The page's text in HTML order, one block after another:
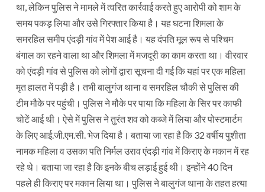
था, लेकिन पुलिस ने मामले में त्वरित कार्रवाई करते हुए आरोपी को शाम के
समय पकड़ लिया और उसे गिरफ्तार किया है। यह घटना शिमला के
समरहिल समीप एंदड़ी गांव में पेश आई है। यह दंपति मूल रूप से पश्चिम
बंगाल का रहने वाला था और शिमला में मजदूरी का काम करता था। वीरवार
को एंदड़ी गांव से पुलिस को लोगों द्वारा सूचना दी गई कि यहां पर एक महिला
मृत हालत में पड़ी है। तभी बालुगंज थाना व समरहिल चौकी से पुलिस की
टीम मौके पर पहुंची। पुलिस ने मौके पर पाया कि महिला के सिर पर काफी
चोटें आई थी। ऐसे में पुलिस ने तुरंत शव को कब्जे में लिया और पोस्टमार्टम
के लिए आई.जी.एम.सी. भेज दिया है। बताया जा रहा है कि 32 वर्षीय पुशीता
नामक महिला व उसका पति निर्मल उराव एंदड़ी गांव में किराए के मकान में रह
रहे थे। बताया जा रहा है कि इनके बीच लड़ाई हुई थी। इन्होंने 40 दिन
पहले ही किराए पर मकान लिया था। पुलिस ने बालुगंज थाना के तहत हत्या